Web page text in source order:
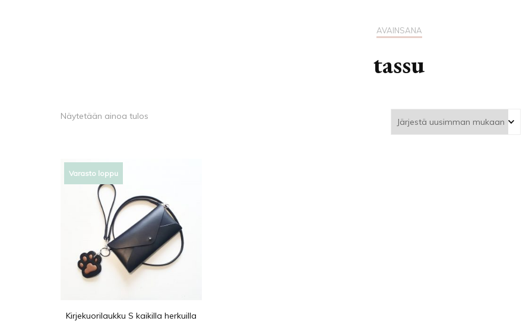
AVAINSANA
tassu
Näytetään ainoa tulos
Varasto loppu
Kirjekuorilaukku S kaikilla herkuilla